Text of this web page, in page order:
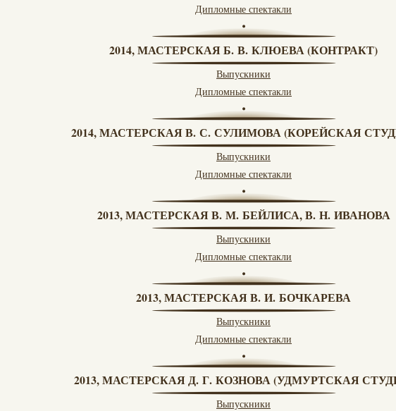
Дипломные спектакли
2014, МАСТЕРСКАЯ Б. В. КЛЮЕВА (КОНТРАКТ)
Выпускники
Дипломные спектакли
2014, МАСТЕРСКАЯ В. С. СУЛИМОВА (КОРЕЙСКАЯ
Выпускники
Дипломные спектакли
2013, МАСТЕРСКАЯ В. М. БЕЙЛИСА, В. Н. ИВАНОВА
Выпускники
Дипломные спектакли
2013, МАСТЕРСКАЯ В. И. БОЧКАРЕВА
Выпускники
Дипломные спектакли
2013, МАСТЕРСКАЯ Д. Г. КОЗНОВА (УДМУРТСКАЯ
Выпускники